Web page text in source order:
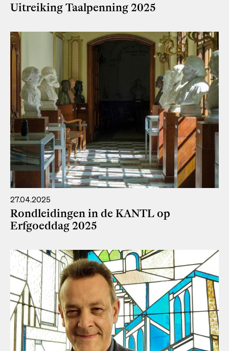
Uitreiking Taalpenning 2025
27.04.2025
Rondleidingen in de KANTL op
Erfgoeddag 2025